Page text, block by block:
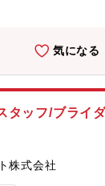
気になる
タッフ/ブライ
株式会社